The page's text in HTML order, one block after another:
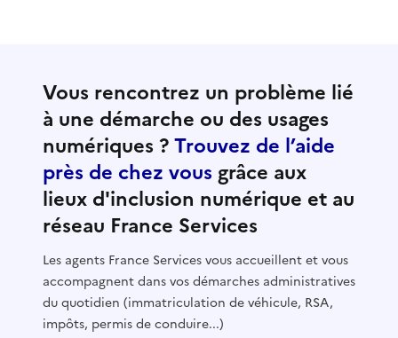
Vous rencontrez un problème lié
à une démarche ou des usages
numériques ?Trouvez de l’aide
près de chez vous grâce aux
lieux d'inclusion numérique et au
réseau France Services
Les agents France Services vous accueillent et vous
accompagnent dans vos démarches administratives
du quotidien (immatriculation de véhicule, RSA,
impôts, permis de conduire...)